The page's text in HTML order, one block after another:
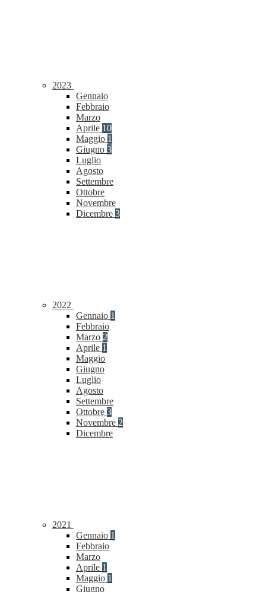
2023
Gennaio
Febbraio
Marzo
Aprile 10
Maggio 1
Giugno 3
Luglio
Agosto
Settembre
Ottobre
Novembre
Dicembre 3
2022
Gennaio 1
Febbraio
Marzo 2
Aprile 1
Maggio
Giugno
Luglio
Agosto
Settembre
Ottobre 3
Novembre 2
Dicembre
2021
Gennaio 1
Febbraio
Marzo
Aprile 1
Maggio 1
Giugno